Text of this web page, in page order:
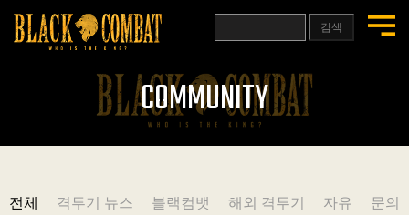
검색
COMMUNITY
전체 격투기 뉴스 블랙컴뱃 해외 격투기 자유 문의